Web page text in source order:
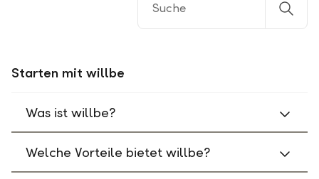
Starten mit willbe
Was ist willbe?
Welche Vorteile bietet willbe?